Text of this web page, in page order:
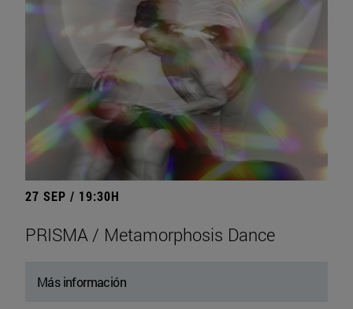
27 SEP / 19:30H
PRISMA / Metamorphosis Dance
Más información